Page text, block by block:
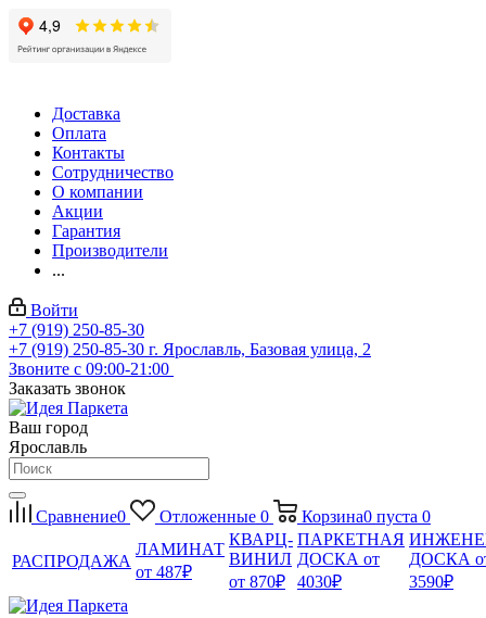
Доставка
Оплата
Контакты
Сотрудничество
О компании
Акции
Гарантия
Производители
...
Войти
+7 (919) 250-85-30
+7 (919) 250-85-30 г. Ярославль, Базовая улица, 2
Звоните с 09:00-21:00
Заказать звонок
Ваш город
Ярославль
Сравнение0 Отложенные 0 Корзина0 пуста 0
РАСПРОДАЖА
ЛАМИНАТ
от 487₽
КВАРЦ-
ВИНИЛ
от 870₽
ПАРКЕТНАЯ
ДОСКА от
4030₽
ДОСКА
3590₽